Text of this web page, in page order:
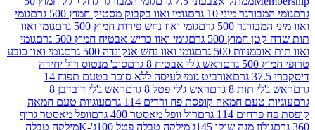
מיני 10 גרם
גומי ואוו בקבוק מסטיק חמוץ 500 גרם
גומי
500 גרם
גומי ואוו נחש פירות חמוץ 500 גרם
גומי ואוו
500 גרם
גומי ואוו כריש אבטיח חמוץ 500 גרם
גומי
500 גרם
גומי ואוו נחש אנקונדה 500 גרם
גומי ואוו כובע
ראש ג'לי אבטיח 8 גרם
סוכ' מנטוס רול יחידה
אורביט גומי לעיסה ללא סוכר בטעם תפוח 14
8 גרם
ראש ג'לי פטל 8 גרם
ראש ג'לי דובדבן 8
חמאה קופסת פח ורדים 114 גרם
עוגיות טעם חמאה
114 גרם
רול וופל מאסטר 400 גרם
וופל מאסטר גריף
מגה שוקו 145ג'
מילקה טבלה פטל 100ג'-K
מילקה טבלה